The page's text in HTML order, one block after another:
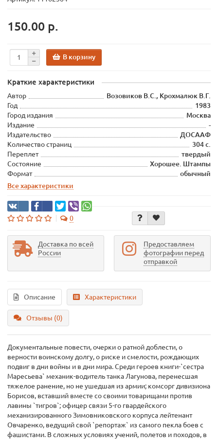
150.00 р.
В корзину
Краткие характеристики
Автор
Возовиков В.С., Крохмалюк В.Г.
Год
1983
Город издания
Москва
Издание
-
Издательство
ДОСААФ
Количество страниц
304 с.
Переплет
твердый
Состояние
Хорошее. Штампы
Формат
обычный
Все характеристики
0
Доставка по всей
России
Предоставляем
фотографии перед
отправкой
Описание Характеристики
Отзывы (0)
Документальные повести, очерки о ратной доблести, о
верности воинскому долгу, о риске и смелости, рождающих
подвиг в дни войны и в дни мира. Среди героев книги-`сестра
Маресьева` механик-водитель танка Лагунова, перенесшая
тяжелое ранение, но не ушедшая из армии; комсорг дивизиона
Борисов, вставший вместе со своими товарищами против
лавины `тигров`; офицер связи 5-го гвардейского
механизированного Зимовниковского корпуса лейтенант
Овчаренко, ведущий свой `репортаж` из самого пекла боев с
фашистами. В сложных условиях учений, полетов и походов, в